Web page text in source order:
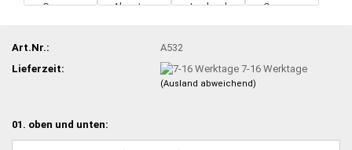
Art.Nr.:
A532
Lieferzeit:
7-16 Werktage
(Ausland abweichend)
01. oben und unten: